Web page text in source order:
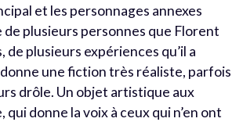
et les personnages annexes
de plusieurs personnes que Florent
de plusieurs expériences qu’il a
une fiction très réaliste, parfois
drôle. Un objet artistique aux
donne la voix à ceux qui n’en ont